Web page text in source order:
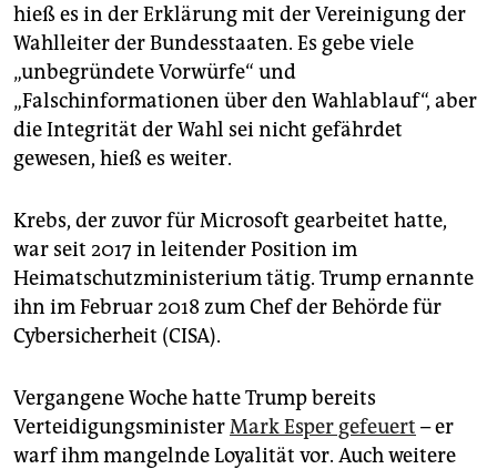
hieß es in der Erklärung mit der Vereinigung der
Wahlleiter der Bundesstaaten. Es gebe viele
„unbegründete Vorwürfe“ und
„Falschinformationen über den Wahlablauf“, aber
die Integrität der Wahl sei nicht gefährdet
gewesen, hieß es weiter.
Krebs, der zuvor für Microsoft gearbeitet hatte,
war seit 2017 in leitender Position im
Heimatschutzministerium tätig. Trump ernannte
ihn im Februar 2018 zum Chef der Behörde für
Cybersicherheit (CISA).
Vergangene Woche hatte Trump bereits
VerteidigungsministerMark Esper gefeuert – er
warf ihm mangelnde Loyalität vor. Auch weitere